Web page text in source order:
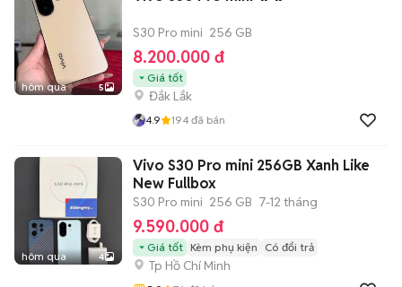
hôm qua 5
S30 Pro mini 256 GB
8.200.000 đ
Giá tốt
Đắk Lắk
4.9 194 đã bán
hôm qua 4
Vivo S30 Pro mini 256GB Xanh Like
New Fullbox
S30 Pro mini 256 GB 7-12 tháng
9.590.000 đ
Giá tốt Kèm phụ kiện Có đổi trả
Tp Hồ Chí Minh